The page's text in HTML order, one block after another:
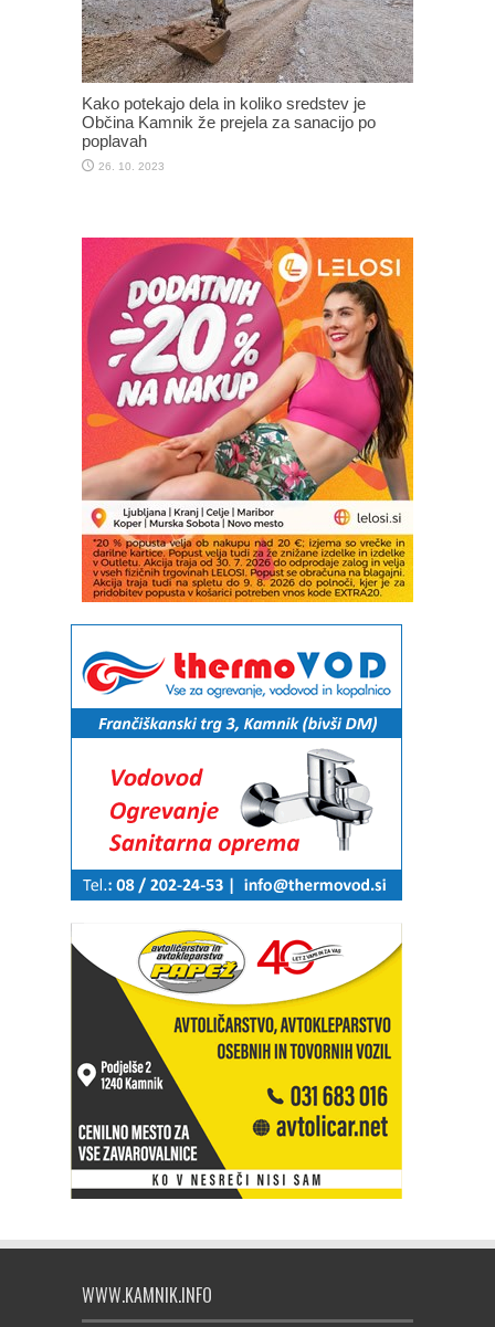
Kako potekajo dela in koliko sredstev je
Občina Kamnik že prejela za sanacijo po
poplavah
26. 10. 2023
WWW.KAMNIK.INFO